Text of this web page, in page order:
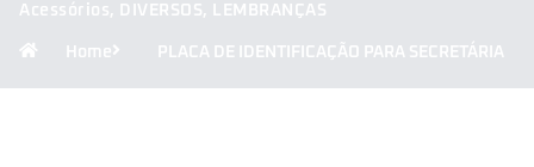
Acessórios, DIVERSOS, LEMBRANÇAS
Home PLACA DE IDENTIFICAÇÃO PARA SECRETÁRIA